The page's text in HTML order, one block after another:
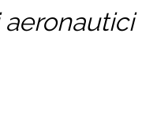
aeronautici